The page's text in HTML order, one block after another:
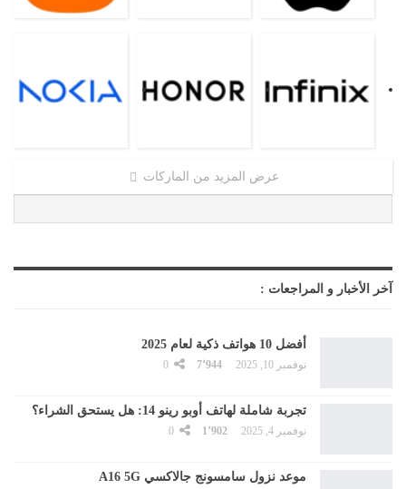
عرض المزيد من الماركات
آخر الأخبار و المراجعات :
أفضل 10 هواتف ذكية لعام 2025
نوفمبر 10, 2025 7٬944
تجربة شاملة لهاتف أوبو رينو 14: هل يستحق الشراء؟
نوفمبر 4, 2025 1٬902
موعد نزول سامسونج جالاكسي A16 5G